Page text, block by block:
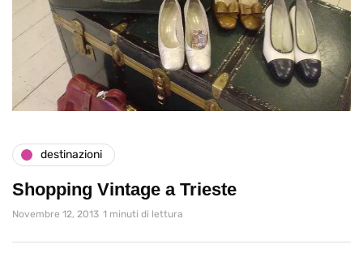
destinazioni
Shopping Vintage a Trieste
Novembre 12, 2013 1 minuti di lettura